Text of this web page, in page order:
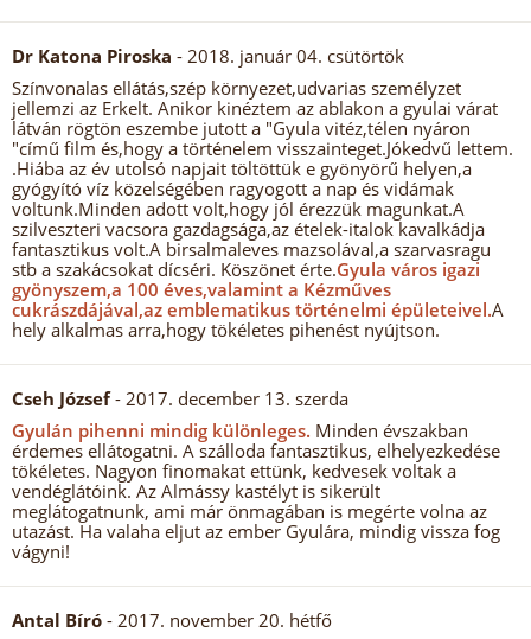
Dr Katona Piroska - 2018. január 04. csütörtök
Színvonalas ellátás,szép környezet,udvarias személyzet
jellemzi az Erkelt. Anikor kinéztem az ablakon a gyulai várat
látván rögtön eszembe jutott a "Gyula vitéz,télen nyáron
"című film és,hogy a történelem visszainteget.Jókedvű lettem.
.Hiába az év utolsó napjait töltöttük e gyönyörű helyen,a
gyógyító víz közelségében ragyogott a nap és vidámak
voltunk.Minden adott volt,hogy jól érezzük magunkat.A
szilveszteri vacsora gazdagsága,az ételek-italok kavalkádja
fantasztikus volt.A birsalmaleves mazsolával,a szarvasragu
stb a szakácsokat dícséri. Köszönet érte.Gyula város igazi
gyönyszem,a 100 éves,valamint a Kézműves
cukrászdájával,az emblematikus történelmi épületeivel.A
hely alkalmas arra,hogy tökéletes pihenést nyújtson.
Cseh József- 2017. december 13. szerda
Gyulán pihenni mindig különleges. Minden évszakban
érdemes ellátogatni. A szálloda fantasztikus, elhelyezkedése
tökéletes. Nagyon finomakat ettünk, kedvesek voltak a
vendéglátóink. Az Almássy kastélyt is sikerült
meglátogatnunk, ami már önmagában is megérte volna az
utazást. Ha valaha eljut az ember Gyulára, mindig vissza fog
vágyni!
Antal Bíró - 2017. november 20. hétfő